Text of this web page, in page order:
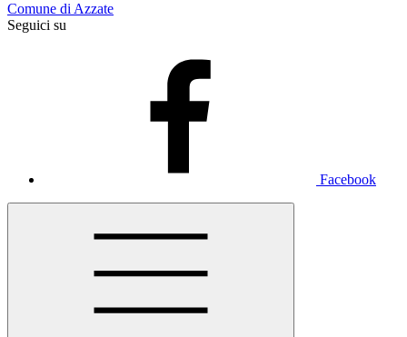
Comune di Azzate
Seguici su
Facebook